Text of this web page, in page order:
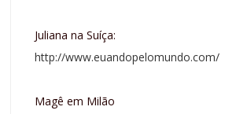
Juliana na Suíça:
http://www.euandopelomundo.com/
Magê em Milão